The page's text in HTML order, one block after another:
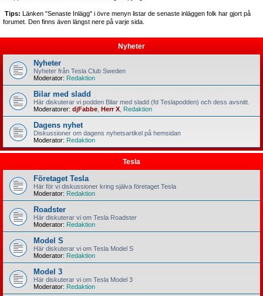
Tips: Länken "Senaste Inlägg" i övre menyn listar de senaste inläggen folk har gjort på
forumet. Den finns även längst nere på varje sida.
Nyheter
Nyheter
Nyheter från Tesla Club Sweden
Moderator: Redaktion
Bilar med sladd
Här diskuterar vi podden Bilar med sladd (fd Teslapodden) och dess avsnitt.
Moderatorer: djFabbe Herr X Redaktion
Dagens nyhet
Diskussioner om dagens nyhetsartikel på hemsidan
Moderator: Redaktion
Tesla
Företaget Tesla
Här för vi diskussioner kring själva företaget Tesla
Moderator: Redaktion
Roadster
Här diskuterar vi om Tesla Roadster
Moderator: Redaktion
Model S
Här diskuterar vi om Tesla Model S
Moderator: Redaktion
Model 3
Här diskuterar vi om Tesla Model 3
Moderator: Redaktion